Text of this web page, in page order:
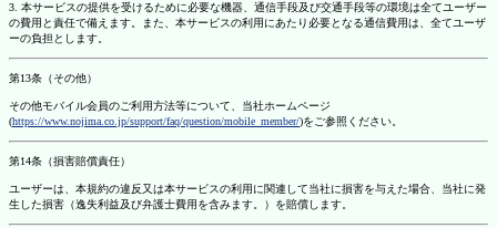
3. 本サービスの提供を受けるために必要な機器、通信手段及び交通手段等の環境は全てユーザー
の費用と責任で備えます。また、本サービスの利用にあたり必要となる通信費用は、全てユーザ
ーの負担とします。
第13条（その他）
その他モバイル会員のご利用方法等について、当社ホームページ
(https://www.nojima.co.jp/support/faq/question/mobile_member/)をご参照ください。
第14条（損害賠償責任）
ユーザーは、本規約の違反又は本サービスの利用に関連して当社に損害を与えた場合、当社に発
生した損害（逸失利益及び弁護士費用を含みます。）を賠償します。